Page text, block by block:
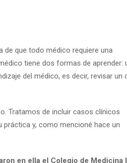
de que todo médico requiere una
tiene dos formas de aprender:
del médico, es decir, revisar un
Tratamos de incluir casos clínicos
y, como mencioné hace un
en ella el Colegio de Medicina